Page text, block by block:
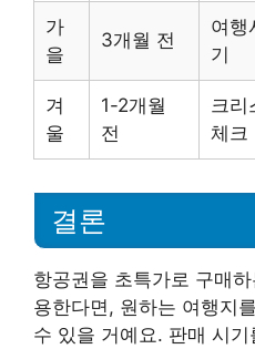
가
을
3개월 전
여행
기
겨
울
1-2개월
전
크리
체크
결론
항공권을 초특가로 구매
용한다면, 원하는 여행지
수 있을 거예요. 판매 시